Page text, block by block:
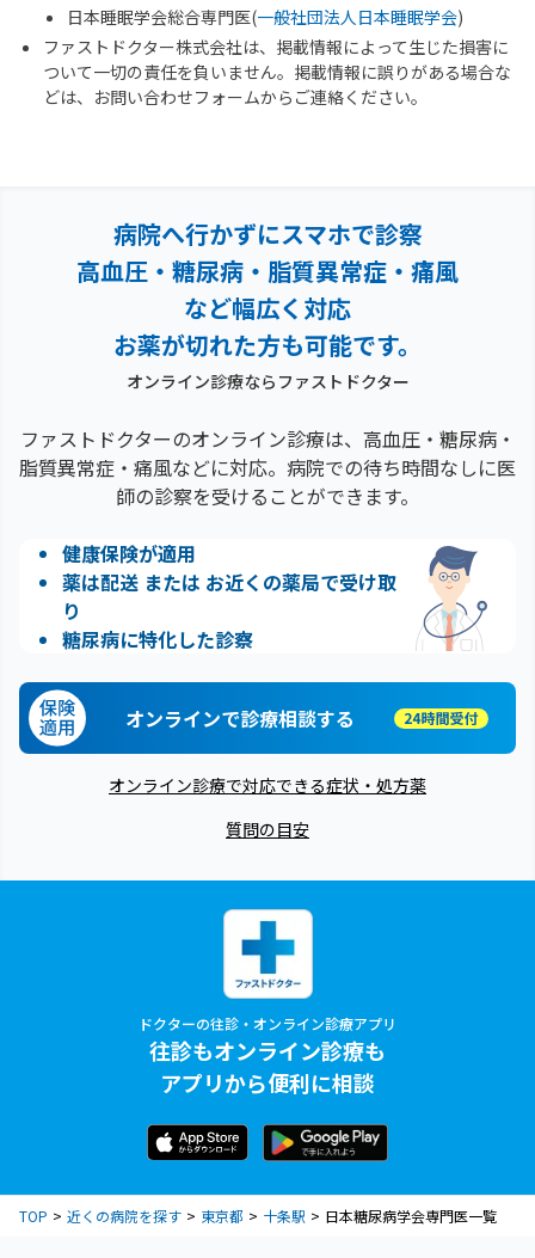
日本睡眠学会総合専門医(一般社団法人日本睡眠学会)
ファストドクター株式会社は、掲載情報によって生じた損害に
ついて一切の責任を負いません。掲載情報に誤りがある場合な
どは、お問い合わせフォームからご連絡ください。
病院へ行かずにスマホで診察
高血圧・糖尿病・脂質異常症・痛風
など幅広く対応
お薬が切れた方も可能です。
オンライン診療ならファストドクター
ファストドクターのオンライン診療は、高血圧・糖尿病・
脂質異常症・痛風などに対応。病院での待ち時間なしに医
師の診察を受けることができます。
健康保険が適用
薬は配送 または お近くの薬局で受け取
り
糖尿病に特化した診察
オンラインで診療相談する
オンライン診療で対応できる症状・処方薬
質問の目安
ドクターの往診・オンライン診療アプリ
往診もオンライン診療も
アプリから便利に相談
TOP 近くの病院を探す 東京都 十条駅 日本糖尿病学会専門医一覧